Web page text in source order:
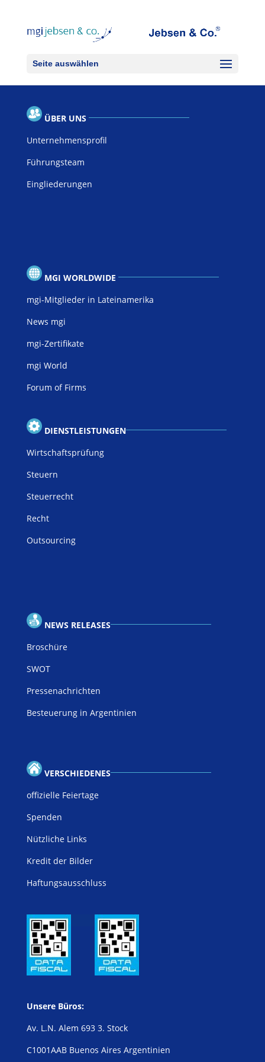
Seite auswählen
ÜBER UNS
Unternehmensprofil
Führungsteam
Eingliederungen
MGI WORLDWIDE
mgi-Mitglieder in Lateinamerika
News mgi
mgi-Zertifikate
mgi World
Forum of Firms
DIENSTLEISTUNGEN
Wirtschaftsprüfung
Steuern
Steuerrecht
Recht
Outsourcing
NEWS RELEASES
Broschüre
SWOT
Pressenachrichten
Besteuerung in Argentinien
VERSCHIEDENES
offizielle Feiertage
Spenden
Nützliche Links
Kredit der Bilder
Haftungsausschluss
Unsere Büros:
Av. L.N. Alem 693 3. Stock
C1001AAB Buenos Aires Argentinien